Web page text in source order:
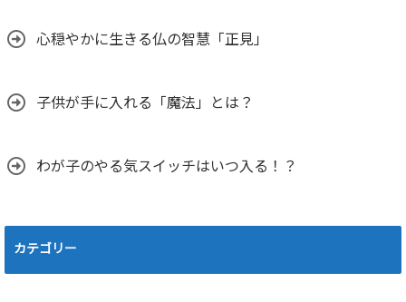
心穏やかに生きる仏の智慧「正見」
子供が手に入れる「魔法」とは？
わが子のやる気スイッチはいつ入る！？
カテゴリー